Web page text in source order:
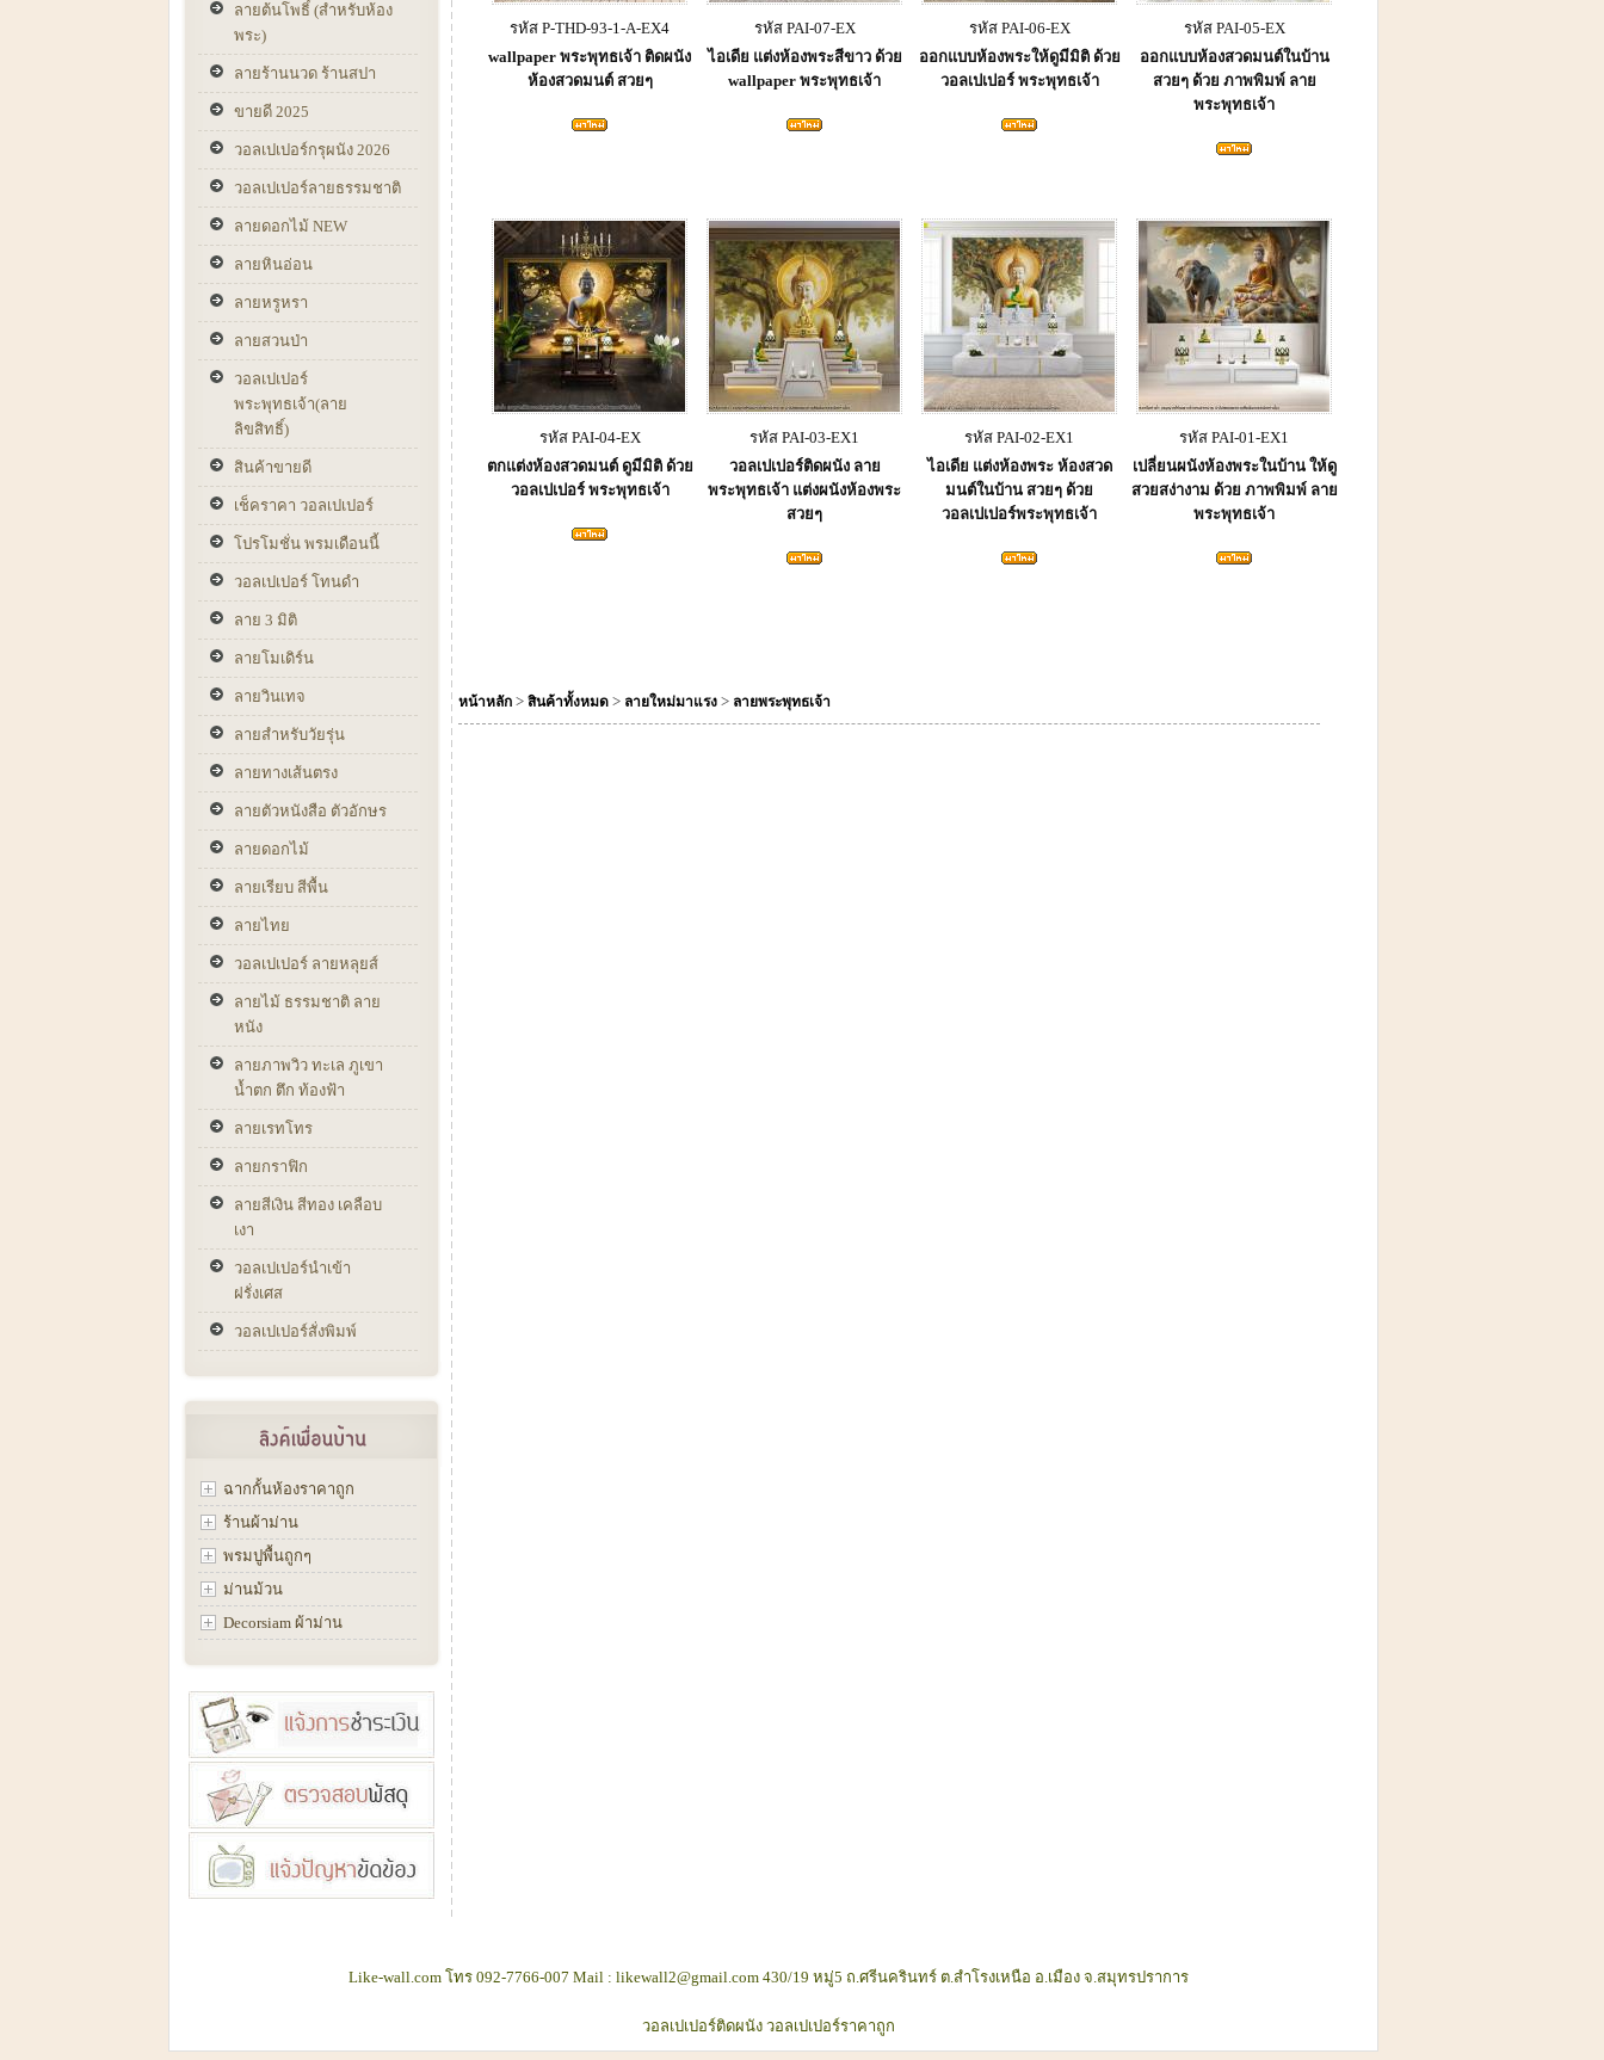
ลายต้นโพธิ์ (สำหรับห้อง
พระ)
ลายร้านนวด ร้านสปา
ขายดี 2025
วอลเปเปอร์กรุผนัง 2026
วอลเปเปอร์ลายธรรมชาติ
ลายดอกไม้ NEW
ลายหินอ่อน
ลายหรูหรา
ลายสวนป่า
วอลเปเปอร์
พระพุทธเจ้า(ลาย
ลิขสิทธิ์)
สินค้าขายดี
เช็คราคา วอลเปเปอร์
โปรโมชั่น พรมเดือนนี้
วอลเปเปอร์ โทนดำ
ลาย 3 มิติ
ลายโมเดิร์น
ลายวินเทจ
ลายสำหรับวัยรุ่น
ลายทางเส้นตรง
ลายตัวหนังสือ ตัวอักษร
ลายดอกไม้
ลายเรียบ สีพื้น
ลายไทย
วอลเปเปอร์ ลายหลุยส์
ลายไม้ ธรรมชาติ ลาย
หนัง
ลายภาพวิว ทะเล ภูเขา
น้ำตก ตึก ท้องฟ้า
ลายเรทโทร
ลายกราฟิก
ลายสีเงิน สีทอง เคลือบ
เงา
วอลเปเปอร์นำเข้า
ฝรั่งเศส
วอลเปเปอร์สั่งพิมพ์
ฉากกั้นห้องราคาถูก
ร้านผ้าม่าน
พรมปูพื้นถูกๆ
ม่านม้วน
Decorsiam ผ้าม่าน
รหัส P-THD-93-1-A-EX4
wallpaper พระพุทธเจ้า ติดผนัง
ห้องสวดมนต์ สวยๆ
รหัส PAI-07-EX
ไอเดีย แต่งห้องพระสีขาว ด้วย
wallpaper พระพุทธเจ้า
รหัส PAI-06-EX
ออกแบบห้องพระให้ดูมีมิติ ด้วย
วอลเปเปอร์ พระพุทธเจ้า
รหัส PAI-05-EX
ออกแบบห้องสวดมนต์ในบ้าน
สวยๆ ด้วย ภาพพิมพ์ ลาย
พระพุทธเจ้า
รหัส PAI-04-EX
ตกแต่งห้องสวดมนต์ ดูมีมิติ ด้วย
วอลเปเปอร์ พระพุทธเจ้า
รหัส PAI-03-EX1
วอลเปเปอร์ติดผนัง ลาย
พระพุทธเจ้า แต่งผนังห้องพระ
สวยๆ
รหัส PAI-02-EX1
ไอเดีย แต่งห้องพระ ห้องสวด
มนต์ในบ้าน สวยๆ ด้วย
วอลเปเปอร์พระพุทธเจ้า
รหัส PAI-01-EX1
เปลี่ยนผนังห้องพระในบ้าน ให้ดู
สวยสง่างาม ด้วย ภาพพิมพ์ ลาย
พระพุทธเจ้า
หน้าหลัก > สินค้าทั้งหมด > ลายใหม่มาแรง > ลายพระพุทธเจ้า
Like-wall.com โทร 092-7766-007 Mail : likewall2@gmail.com 430/19 หมู่5 ถ.ศรีนครินทร์ ต.สำโรงเหนือ อ.เมือง จ.สมุทรปราการ
วอลเปเปอร์ติดผนัง วอลเปเปอร์ราคาถูก